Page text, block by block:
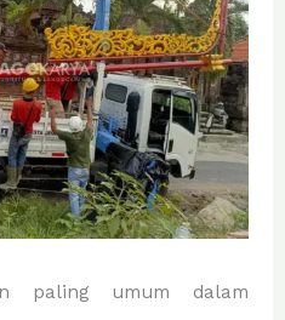
paling umum dalam